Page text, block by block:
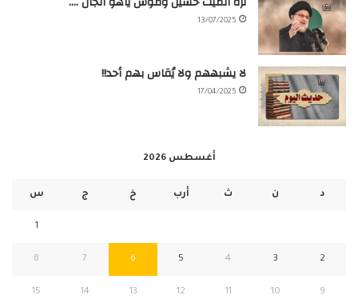
13/07/2025
لا يشبههم ولا يُقاس بهم أحد!!
17/04/2025
أغسطس 2026
د ن ث أرب خ ج س
1
2
3
4
5
6
7
8
9
10
11
12
13
14
15